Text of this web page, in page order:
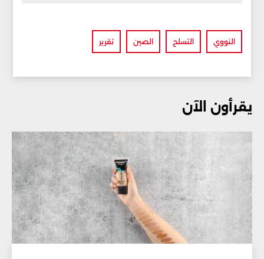
النووي التسلح الصين تقرير
يقرأون الآن